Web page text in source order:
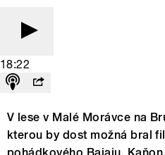
18:22
V lese v Malé Morávce na
kterou by dost možná bral